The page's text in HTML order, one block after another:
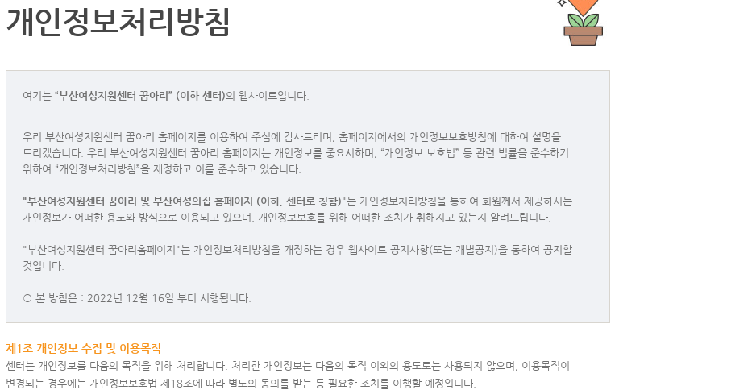
개인정보처리방침
여기는 “부산여성지원센터 꿈아리” (이하 센터)의 웹사이트입니다.
우리 부산여성지원센터 꿈아리 홈페이지를 이용하여 주심에 감사드리며, 홈페이지에서의 개인정보보호방침에 대하여 설명을
드리겠습니다. 우리 부산여성지원센터 꿈아리 홈페이지는 개인정보를 중요시하며, “개인정보 보호법” 등 관련 법률을 준수하기
위하여 “개인정보처리방침”을 제정하고 이를 준수하고 있습니다.
"부산여성지원센터 꿈아리 및 부산여성의집 홈페이지 (이하, 센터로 칭함)"는 개인정보처리방침을 통하여 회원께서 제공하시는
개인정보가 어떠한 용도와 방식으로 이용되고 있으며, 개인정보보호를 위해 어떠한 조치가 취해지고 있는지 알려드립니다.
"부산여성지원센터 꿈아리홈페이지"는 개인정보처리방침을 개정하는 경우 웹사이트 공지사항(또는 개별공지)을 통하여 공지할
것입니다.
○ 본 방침은 : 2022년 12월 16일 부터 시행됩니다.
제1조 개인정보 수집 및 이용목적
센터는 개인정보를 다음의 목적을 위해 처리합니다. 처리한 개인정보는 다음의 목적 이외의 용도로는 사용되지 않으며, 이용목적이
변경되는 경우에는 개인정보보호법 제18조에 따라 별도의 동의를 받는 등 필요한 조치를 이행할 예정입니다.